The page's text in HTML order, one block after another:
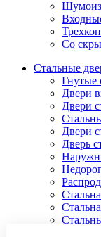
Со
Стальные
Гнутые
Двери
Двери
Двери
Дверь